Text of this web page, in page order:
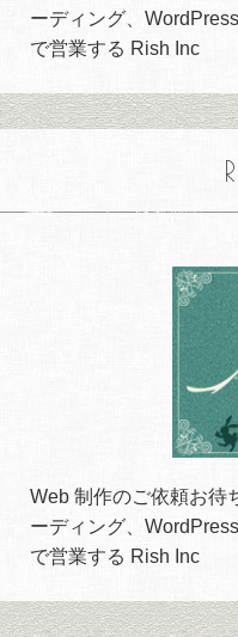
ーディング、
で営業する Rish Inc
Web 制作のご依頼お待
ーディング、
で営業する Rish Inc